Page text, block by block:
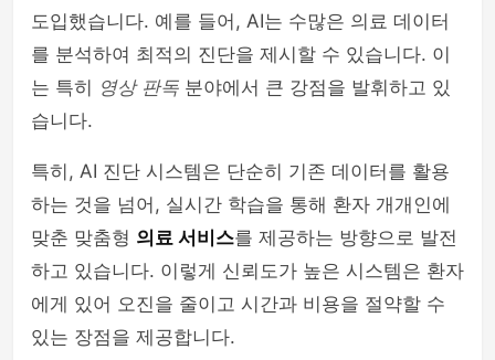
도입했습니다. 예를 들어, AI는 수많은 의료 데이터
를 분석하여 최적의 진단을 제시할 수 있습니다. 이
는 특히 영상 판독 분야에서 큰 강점을 발휘하고 있
습니다.
특히, AI 진단 시스템은 단순히 기존 데이터를 활용
하는 것을 넘어, 실시간 학습을 통해 환자 개개인에
맞춘 맞춤형 의료 서비스를 제공하는 방향으로 발전
하고 있습니다. 이렇게 신뢰도가 높은 시스템은 환자
에게 있어 오진을 줄이고 시간과 비용을 절약할 수
있는 장점을 제공합니다.